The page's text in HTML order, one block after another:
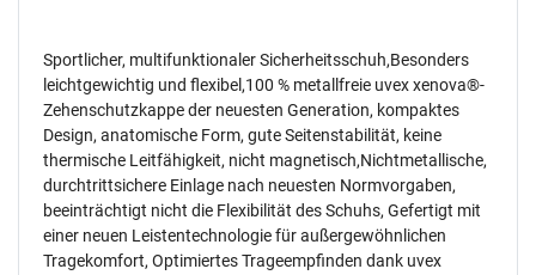
Sportlicher, multifunktionaler Sicherheitsschuh,Besonders
leichtgewichtig und flexibel,100 % metallfreie uvex xenova®-
Zehenschutzkappe der neuesten Generation, kompaktes
Design, anatomische Form, gute Seitenstabilität, keine
thermische Leitfähigkeit, nicht magnetisch,Nichtmetallische,
durchtrittsichere Einlage nach neuesten Normvorgaben,
beeinträchtigt nicht die Flexibilität des Schuhs, Gefertigt mit
einer neuen Leistentechnologie für außergewöhnlichen
Tragekomfort, Optimiertes Trageempfinden dank uvex